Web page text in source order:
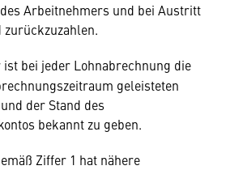
Arbeitnehmers und bei Austritt
zurückzuzahlen.
bei jeder Lohnabrechnung die
geleisteten
der Stand des
bekannt zu geben.
Ziffer 1 hat nähere